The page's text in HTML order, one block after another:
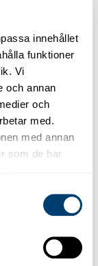
innehållet
funktioner
Vi
och annan
och
med.
med annan
som de har
mellanhänder).
bagage).
från
Málaga
dina
Vi ger